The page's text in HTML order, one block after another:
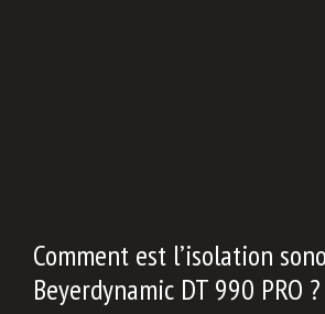
Comment est l’isolation
Beyerdynamic DT 990 PRO ?